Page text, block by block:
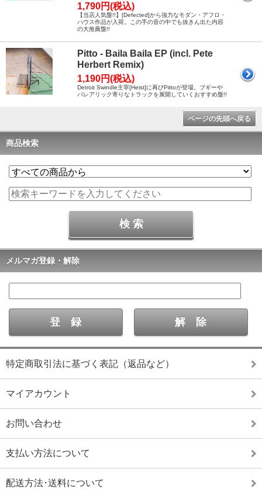
1,790円(税込)
【当店人気盤!!】[Defected]から強力なモダン・アフロ・
ハウス作品が入荷。この手の音の中でも抜きん出た内容
の大推薦盤!!
Pitto - Baila Baila EP (incl. Pete
Herbert Remix)
1,190円(税込)
Detroit Swindle主宰[Heist]に再びPittoが登場。ブギーや
バレアリック寄りなトラックを展開していくおすすめ盤!!
ページの先頭へ戻る
商品検索
メルマガ登録・解除
特定商取引法に基づく表記（返品など）
マイアカウント
お問い合わせ
支払い方法について
配送方法･送料について